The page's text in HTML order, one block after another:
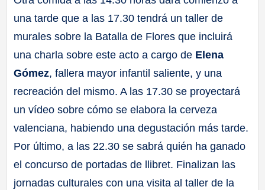
una tarde que a las 17.30 tendrá un taller de
murales sobre la Batalla de Flores que incluirá
una charla sobre este acto a cargo de Elena
Gómez, fallera mayor infantil saliente, y una
recreación del mismo. A las 17.30 se proyectará
un vídeo sobre cómo se elabora la cerveza
valenciana, habiendo una degustación más tarde.
Por último, a las 22.30 se sabrá quién ha ganado
el concurso de portadas de llibret. Finalizan las
jornadas culturales con una visita al taller de la